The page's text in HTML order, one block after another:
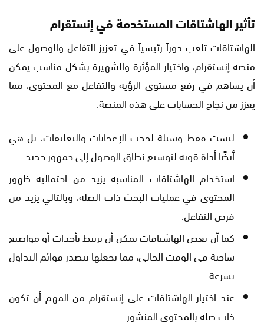
تأثير الهاشتاقات المستخدمة في إنستقرام
الهاشتاقات تلعب دوراً رئيسياً في تعزيز التفاعل والوصول على
منصة إنستقرام، واختيار المؤثرة والشهيرة بشكل مناسب يمكن
أن يساهم في رفع مستوى الرؤية والتفاعل مع المحتوى، مما
يعزز من نجاح الحسابات على هذه المنصة.
ليست فقط وسيلة لجذب الإعجابات والتعليقات، بل هي
أيضًا أداة قوية لتوسيع نطاق الوصول إلى جمهور جديد.
استخدام الهاشتاقات المناسبة يزيد من احتمالية ظهور
المحتوى في عمليات البحث ذات الصلة، وبالتالي يزيد من
فرص التفاعل.
كما أن بعض الهاشتاقات يمكن أن ترتبط بأحداث أو مواضيع
ساخنة في الوقت الحالي، مما يجعلها تتصدر قوائم التداول
بسرعة.
عند اختيار الهاشتاقات على إنستقرام من المهم أن تكون
ذات صلة بالمحتوى المنشور.